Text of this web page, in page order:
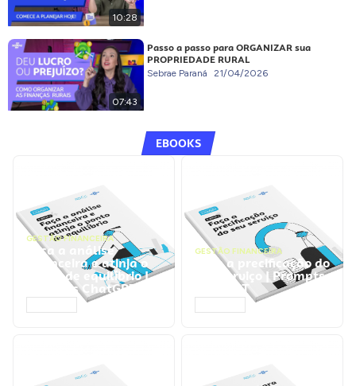
10:28
07:43
Passo a passo para ORGANIZAR sua
PROPRIEDADE RURAL
Sebrae Paraná 21/04/2026
EBOOKS
GESTÃO FINANCEIRA
Faça a análise
financeira e atinja o
ponto de equilíbrio |
Prompts ChatGPT
GESTÃO FINANCEIRA
Faça a precificação do
seu serviço | Prompts
ChatGPT